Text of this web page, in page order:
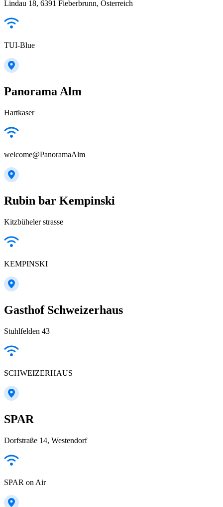
Lindau 18, 6391 Fieberbrunn, Österreich
TUI-Blue
Panorama Alm
Hartkaser
welcome@PanoramaAlm
Rubin bar Kempinski
Kitzbüheler strasse
KEMPINSKI
Gasthof Schweizerhaus
Stuhlfelden 43
SCHWEIZERHAUS
SPAR
Dorfstraße 14, Westendorf
SPAR on Air